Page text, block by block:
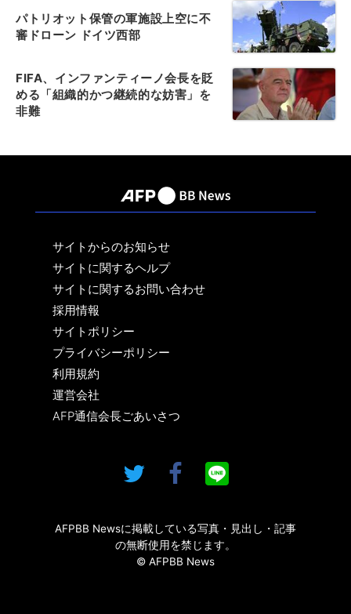
パトリオット保管の軍施設上空に不
審ドローン ドイツ西部
FIFA、インファンティーノ会長を貶
める「組織的かつ継続的な妨害」を
非難
サイトからのお知らせ
サイトに関するヘルプ
サイトに関するお問い合わせ
採用情報
サイトポリシー
プライバシーポリシー
利用規約
運営会社
AFP通信会長ごあいさつ
AFPBB Newsに掲載している写真・見出し・記事
の無断使用を禁じます。
© AFPBB News